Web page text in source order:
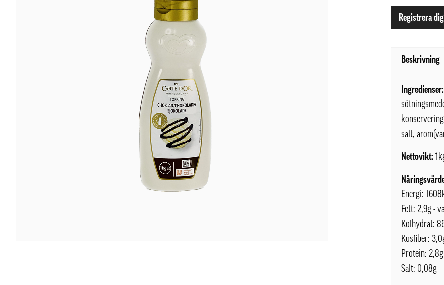
Registrera dig
Beskrivning
Ingredienser:
salt,
Nettovikt:
Energi:
Fett: 2,9g -
Kolhydrat:
Kosfiber:
Protein: 2,8g
Salt: 0,08g